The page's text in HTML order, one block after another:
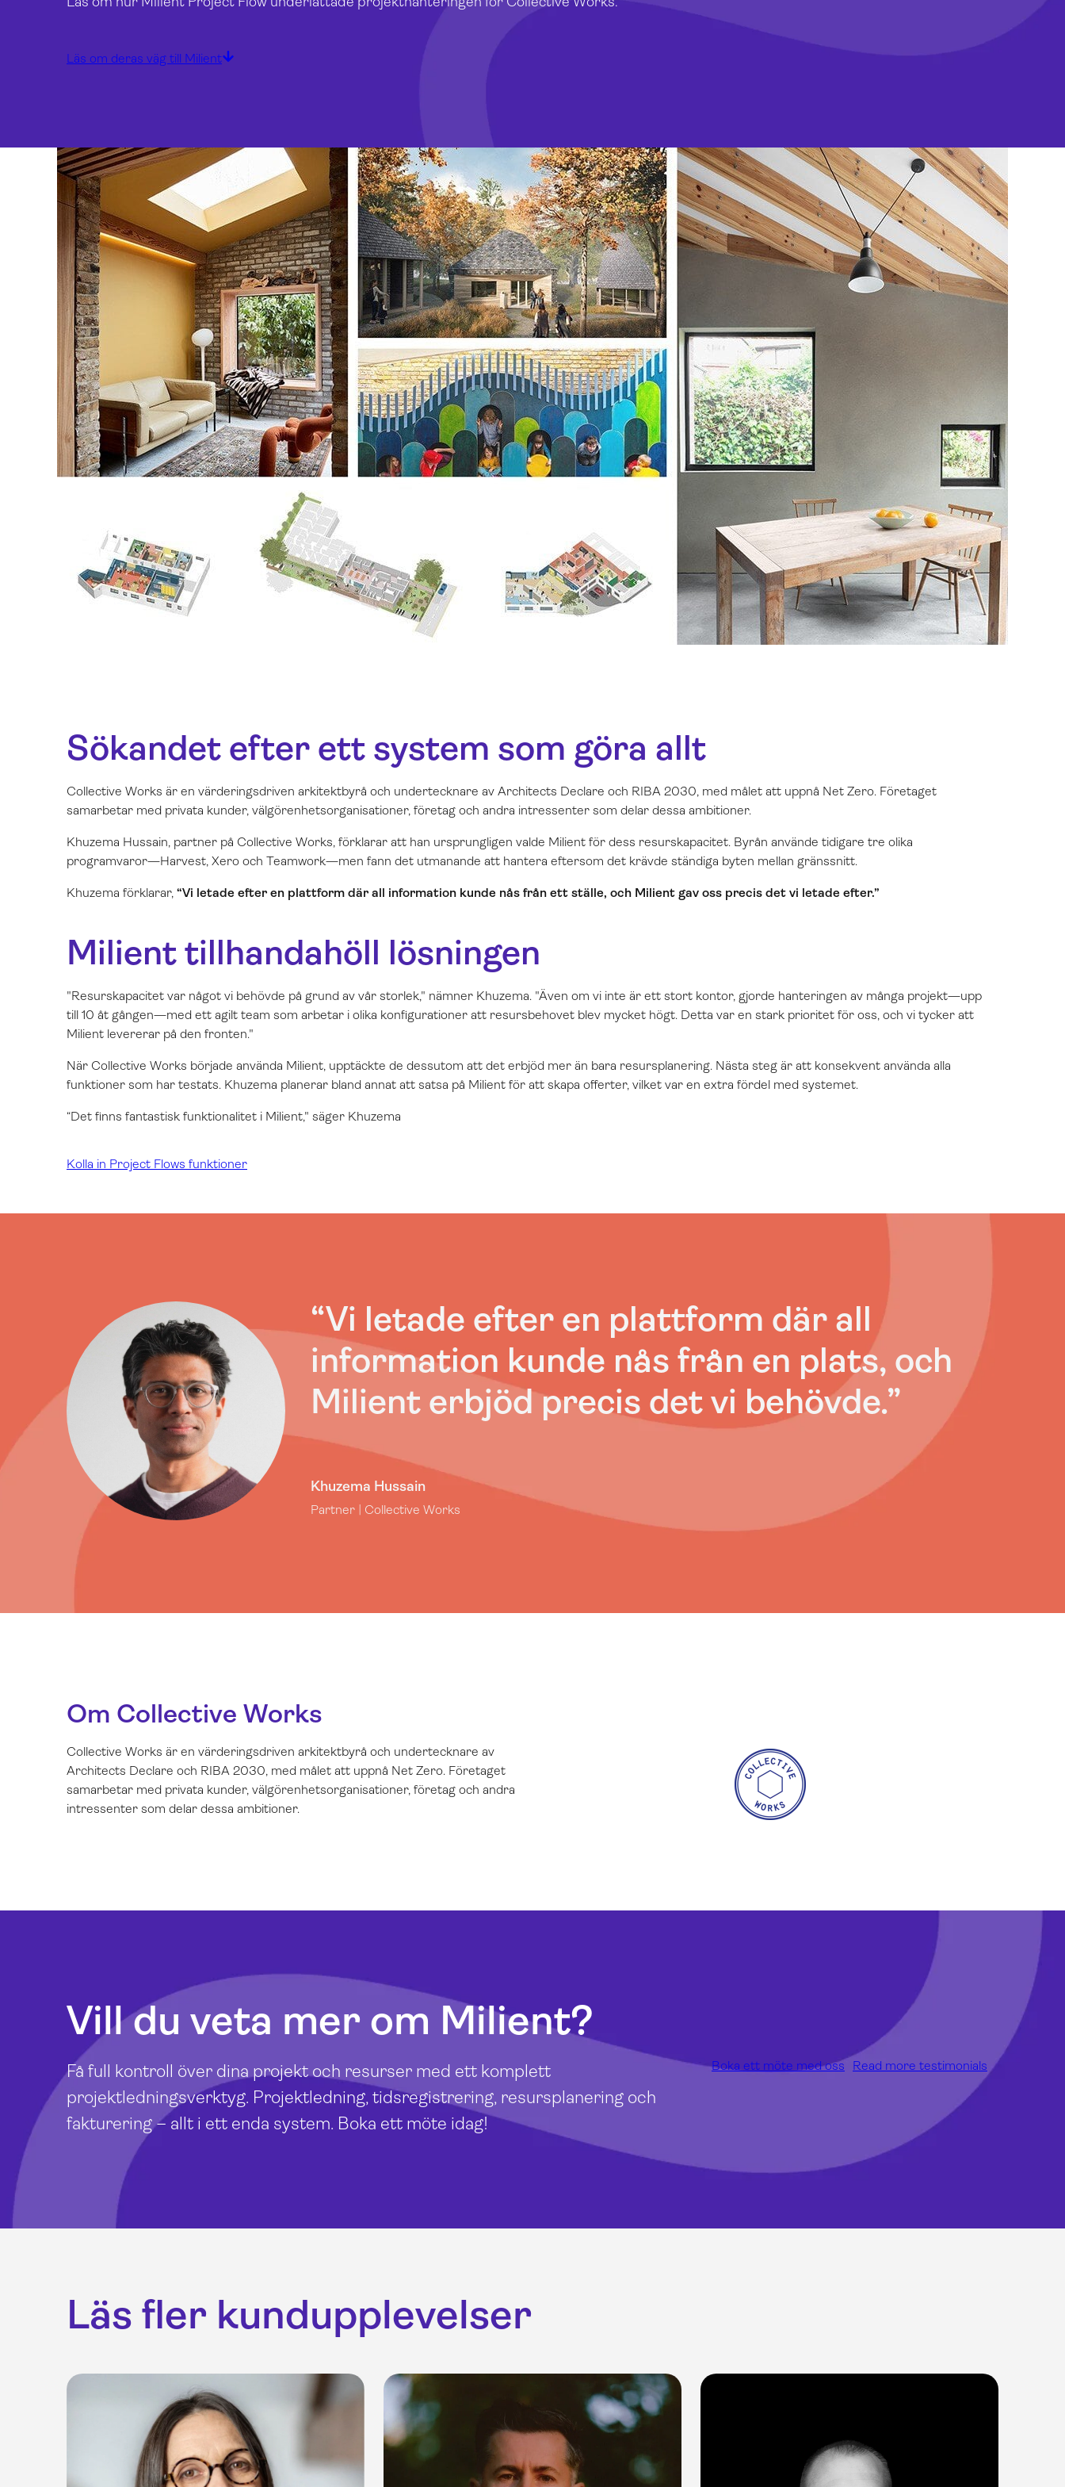
Läs om deras väg till Milient
Sökandet efter ett system som göra allt
Collective Works är en värderingsdriven arkitektbyrå och undertecknare av Architects Declare och RIBA 2030, med målet att uppnå Net Zero. Företaget
samarbetar med privata kunder, välgörenhetsorganisationer, företag och andra intressenter som delar dessa ambitioner.
Khuzema Hussain, partner på Collective Works, förklarar att han ursprungligen valde Milient för dess resurskapacitet. Byrån använde tidigare tre olika
programvaror—Harvest, Xero och Teamwork—men fann det utmanande att hantera eftersom det krävde ständiga byten mellan gränssnitt.
Khuzema förklarar, “Vi letade efter en plattform där all information kunde nås från ett ställe, och Milient gav oss precis det vi letade efter.”
Milient tillhandahöll lösningen
"Resurskapacitet var något vi behövde på grund av vår storlek," nämner Khuzema. "Även om vi inte är ett stort kontor, gjorde hanteringen av många projekt—upp
till 10 åt gången—med ett agilt team som arbetar i olika konfigurationer att resursbehovet blev mycket högt. Detta var en stark prioritet för oss, och vi tycker att
Milient levererar på den fronten."
När Collective Works började använda Milient, upptäckte de dessutom att det erbjöd mer än bara resursplanering. Nästa steg är att konsekvent använda alla
funktioner som har testats. Khuzema planerar bland annat att satsa på Milient för att skapa offerter, vilket var en extra fördel med systemet.
“Det finns fantastisk funktionalitet i Milient," säger Khuzema
Kolla in Project Flows funktioner
“Vi letade efter en plattform där all
information kunde nås från en plats, och
Milient erbjöd precis det vi behövde.”
Khuzema Hussain
Partner | Collective Works
Om Collective Works
Collective Works är en värderingsdriven arkitektbyrå och undertecknare av
Architects Declare och RIBA 2030, med målet att uppnå Net Zero. Företaget
samarbetar med privata kunder, välgörenhetsorganisationer, företag och andra
intressenter som delar dessa ambitioner.
Vill du veta mer om Milient?
Få full kontroll över dina projekt och resurser med ett komplett
projektledningsverktyg. Projektledning, tidsregistrering, resursplanering och
fakturering – allt i ett enda system. Boka ett möte idag!
Boka ett möte med oss Read more testimonials
Läs fler kundupplevelser